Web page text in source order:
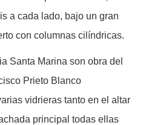
a cada lado, bajo un gran
con columnas cilíndricas.
Santa Marina son obra del
Prieto Blanco
vidrieras tanto en el altar
principal todas ellas